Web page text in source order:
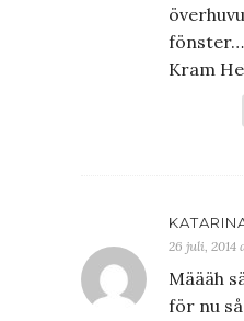
fönster…
Kram
26 juli, 2014
Määäh
för nu